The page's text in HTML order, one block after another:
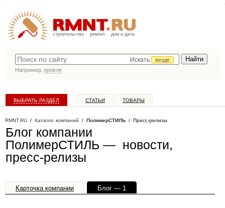
строительство ремонт дом и дача
Искать
везде
Например, кровля
ВЫБРАТЬ РАЗДЕЛ СТАТЬИ ТОВАРЫ
RMNT.RU / Каталог компаний / ПолимерСТИЛЬ / Пресс-релизы
Блог компании
ПолимерСТИЛЬ — новости,
пресс-релизы
Карточка компании
Блог — 1